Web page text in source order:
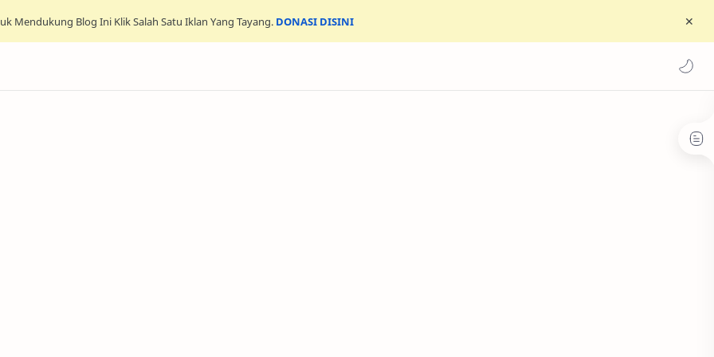
Mendukung Blog Ini Klik Salah Satu Iklan Yang Tayang. DONASI DISINI